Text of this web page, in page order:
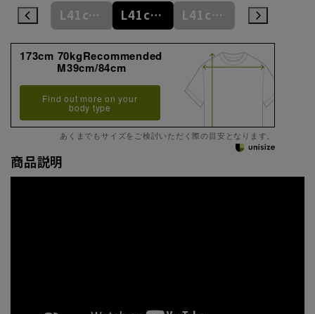
L41cm/78cm L41cm/80cm L41cm/82cm L41cm/84cm
173cm 70kgRecommended
M39cm/84cm
Find out more on your
body type
あくまでもサイズをご検討いただく際の目安となります。
商品説明